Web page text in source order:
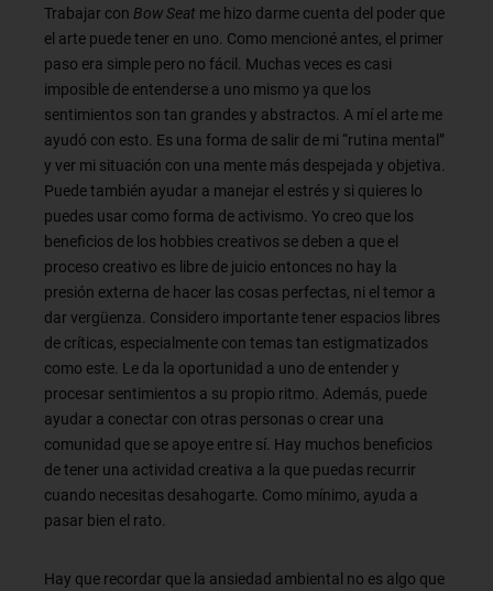
Trabajar con Bow Seat me hizo darme cuenta del poder que
el arte puede tener en uno. Como mencioné antes, el primer
paso era simple pero no fácil. Muchas veces es casi
imposible de entenderse a uno mismo ya que los
sentimientos son tan grandes y abstractos. A mí el arte me
ayudó con esto. Es una forma de salir de mi “rutina mental”
y ver mi situación con una mente más despejada y objetiva.
Puede también ayudar a manejar el estrés y si quieres lo
puedes usar como forma de activismo. Yo creo que los
beneficios de los hobbies creativos se deben a que el
proceso creativo es libre de juicio entonces no hay la
presión externa de hacer las cosas perfectas, ni el temor a
dar vergüenza. Considero importante tener espacios libres
de críticas, especialmente con temas tan estigmatizados
como este. Le da la oportunidad a uno de entender y
procesar sentimientos a su propio ritmo. Además, puede
ayudar a conectar con otras personas o crear una
comunidad que se apoye entre sí. Hay muchos beneficios
de tener una actividad creativa a la que puedas recurrir
cuando necesitas desahogarte. Como mínimo, ayuda a
pasar bien el rato.
Hay que recordar que la ansiedad ambiental no es algo que